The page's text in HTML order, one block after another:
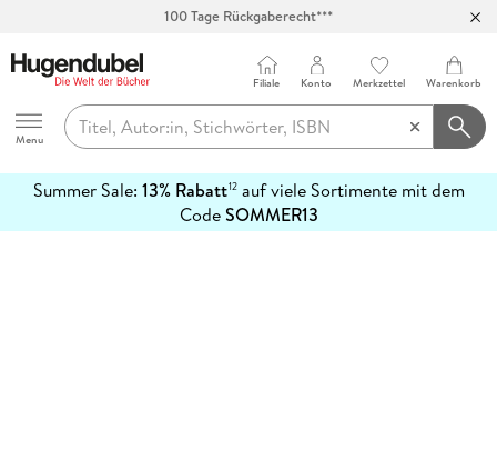
100 Tage Rückgaberecht***
Hugendubel
Menu
Filiale Konto Merkzettel Warenkorb
Summer Sale: 13% Rabatt12auf viele Sortimente mit dem
CodeSOMMER13
erfahren